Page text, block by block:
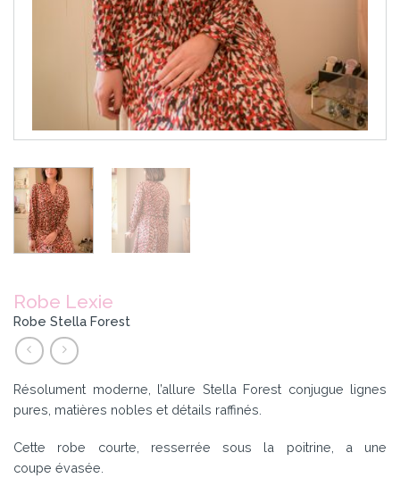
Robe Lexie
Robe Stella Forest
Résolument moderne, l’allure Stella Forest conjugue lignes
pures, matières nobles et détails raffinés.
Cette robe courte, resserrée sous la poitrine, a une
coupe évasée.